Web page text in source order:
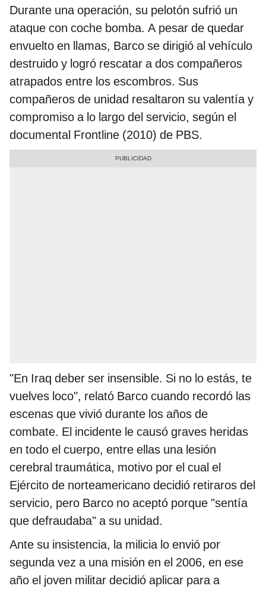
Durante una operación, su pelotón sufrió un
ataque con coche bomba. A pesar de quedar
envuelto en llamas, Barco se dirigió al vehículo
destruido y logró rescatar a dos compañeros
atrapados entre los escombros. Sus
compañeros de unidad resaltaron su valentía y
compromiso a lo largo del servicio, según el
documental Frontline (2010) de PBS.
"En Iraq deber ser insensible. Si no lo estás, te
vuelves loco", relató Barco cuando recordó las
escenas que vivió durante los años de
combate. El incidente le causó graves heridas
en todo el cuerpo, entre ellas una lesión
cerebral traumática, motivo por el cual el
Ejército de norteamericano decidió retiraros del
servicio, pero Barco no aceptó porque "sentía
que defraudaba" a su unidad.
Ante su insistencia, la milicia lo envió por
segunda vez a una misión en el 2006, en ese
año el joven militar decidió aplicar para a